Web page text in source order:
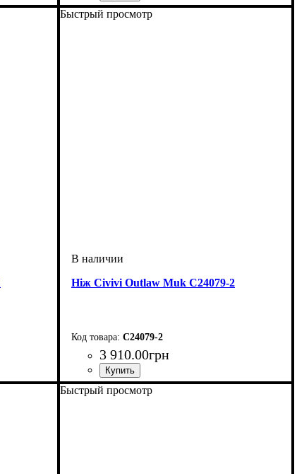
Быстрый просмотр
Ніж Civivi Outlaw Muk C24079-2
C24079-2
3 910.00грн
Быстрый просмотр